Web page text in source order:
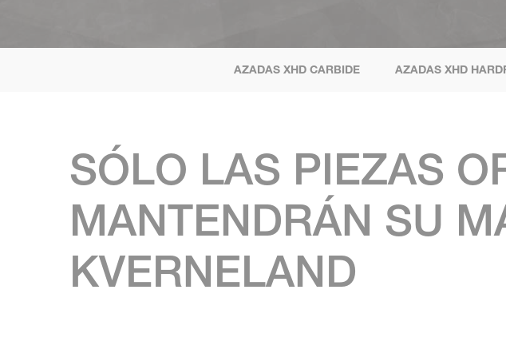
AZADAS XHD CARBIDE AZADAS XHD
SÓLO LAS PIEZAS
MANTENDRÁN SU
KVERNELAND